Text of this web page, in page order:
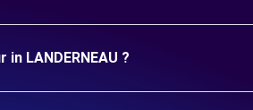
LANDERNEAU ?